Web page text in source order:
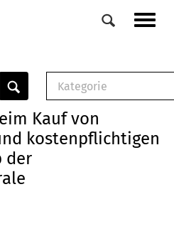
Veranstaltungen
Kategorie
Musterbrief (RTF)
E-Broschüre
Kauf von
kostenpflichtigen
der